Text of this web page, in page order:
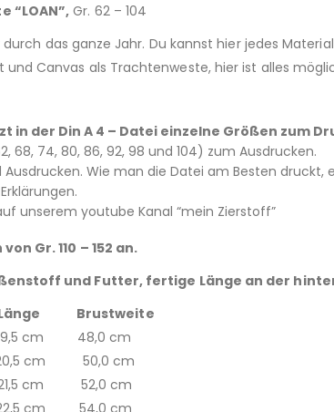
“LOAN”, Gr. 62 – 104
das ganze Jahr. Du kannst hier jedes
Canvas als Trachtenweste, hier ist alles
in der Din A 4 – Datei einzelne Größen zum
68, 74, 80, 86, 92, 98 und 104) zum Ausdrucken.
Wie man die Datei am Besten druckt,
unserem youtube Kanal “mein Zierstoff”
Gr. 110 – 152 an.
und Futter, fertige Länge an der
Brustweite
cm 48,0 cm
cm 50,0 cm
cm 52,0 cm
cm 54,0 cm